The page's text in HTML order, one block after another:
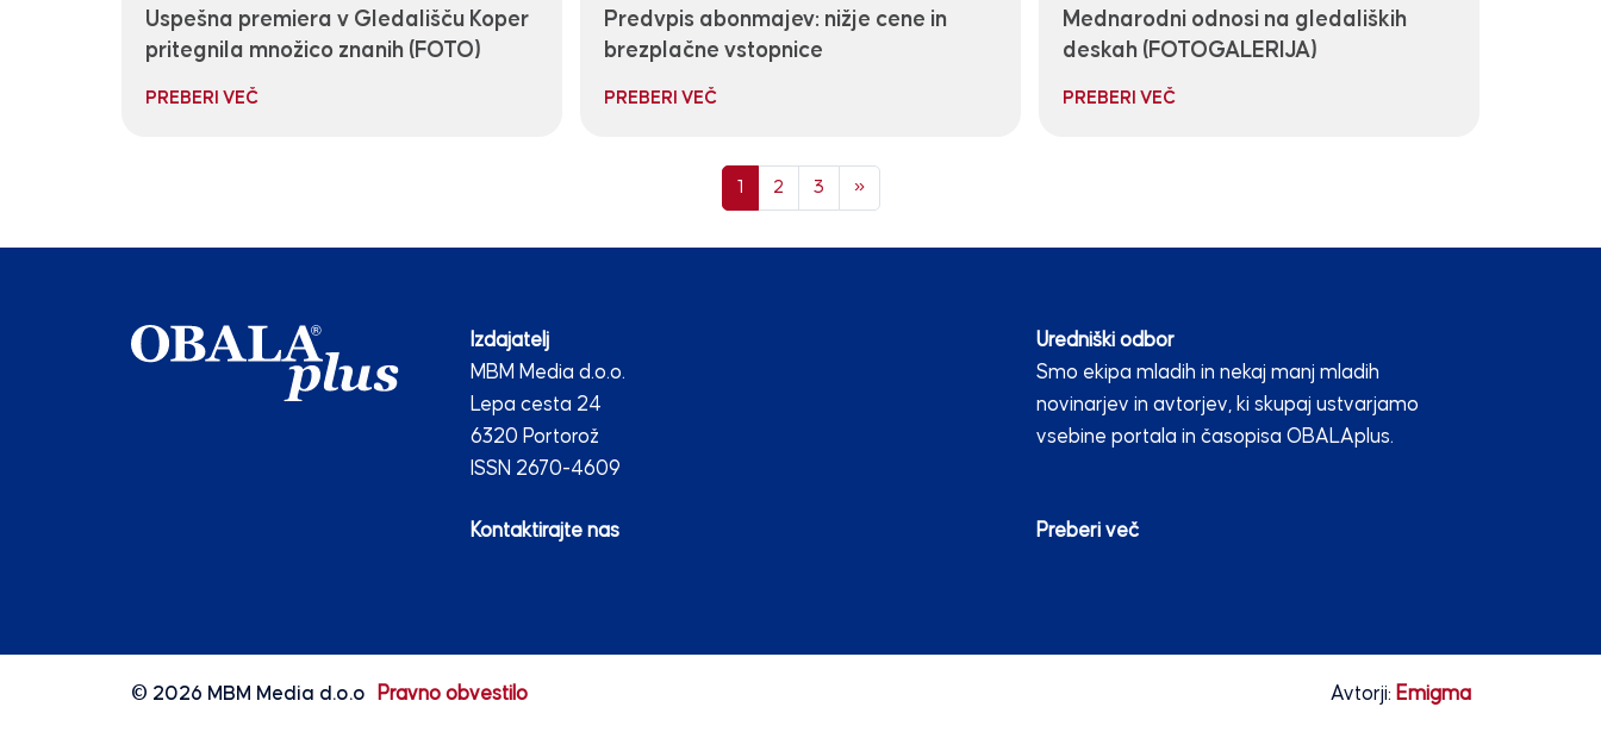
Uspešna premiera v Gledališču Koper
pritegnila množico znanih (FOTO)
PREBERI VEČ
Predvpis abonmajev: nižje cene in
brezplačne vstopnice
PREBERI VEČ
Mednarodni odnosi na gledaliških
deskah (FOTOGALERIJA)
PREBERI VEČ
1 2 3 »Next page
Izdajatelj
MBM Media d.o.o.
Lepa cesta 24
6320 Portorož
ISSN 2670-4609
Kontaktirajte nas
Uredniški odbor
Smo ekipa mladih in nekaj manj mladih
novinarjev in avtorjev, ki skupaj ustvarjamo
vsebine portala in časopisa OBALAplus.
Preberi več
© 2026 MBM Media d.o.o Pravno obvestilo Avtorji: Emigma